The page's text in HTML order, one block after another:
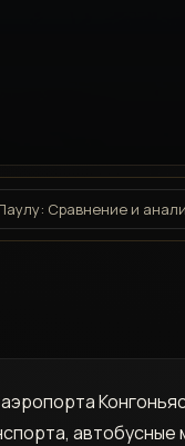
Сравнение и
автобусные